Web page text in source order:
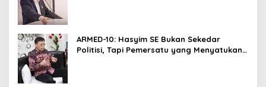
ARMED-10: Hasyim SE Bukan Sekedar
Politisi, Tapi Pemersatu yang Menyatukan